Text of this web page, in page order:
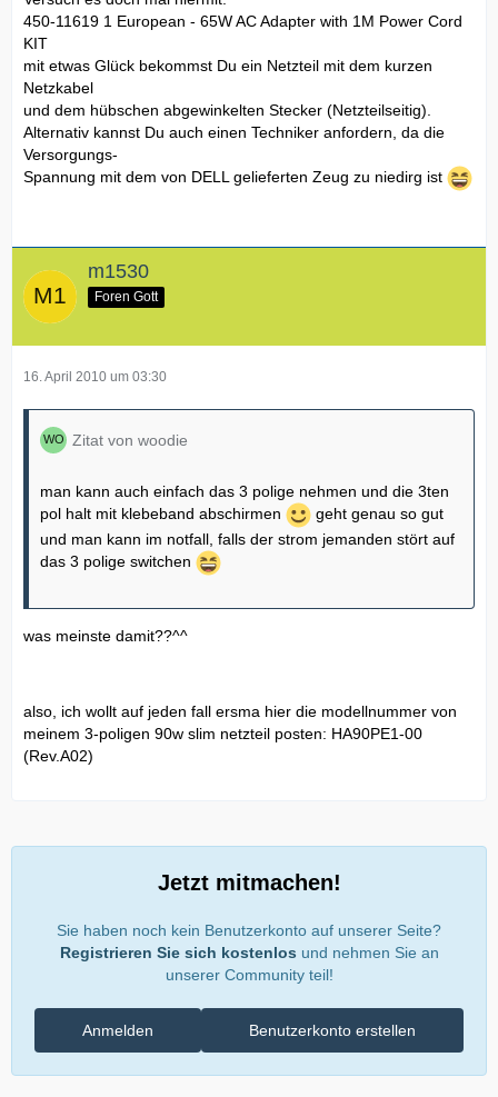
450-11619 1 European - 65W AC Adapter with 1M Power Cord
KIT
mit etwas Glück bekommst Du ein Netzteil mit dem kurzen
Netzkabel
und dem hübschen abgewinkelten Stecker (Netzteilseitig).
Alternativ kannst Du auch einen Techniker anfordern, da die
Versorgungs-
Spannung mit dem von DELL gelieferten Zeug zu niedirg ist
m1530
Foren Gott
16. April 2010 um 03:30
Zitat von woodie
man kann auch einfach das 3 polige nehmen und die 3ten
pol halt mit klebeband abschirmen
geht genau so gut
und man kann im notfall, falls der strom jemanden stört auf
das 3 polige switchen
was meinste damit??^^
also, ich wollt auf jeden fall ersma hier die modellnummer von
meinem 3-poligen 90w slim netzteil posten: HA90PE1-00
(Rev.A02)
Jetzt mitmachen!
Sie haben noch kein Benutzerkonto auf unserer Seite?
Registrieren Sie sich kostenlos und nehmen Sie an
unserer Community teil!
Benutzerkonto erstellen
Anmelden